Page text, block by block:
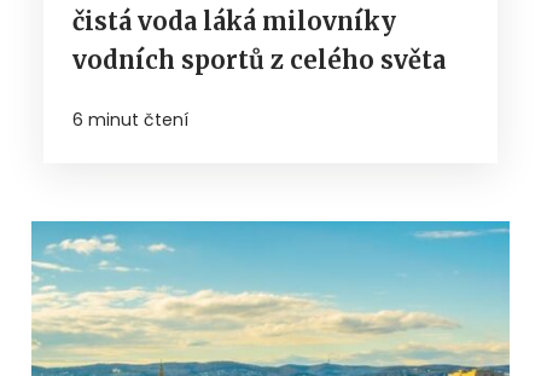
čistá voda láká milovníky
vodních sportů z celého světa
6 minut čtení